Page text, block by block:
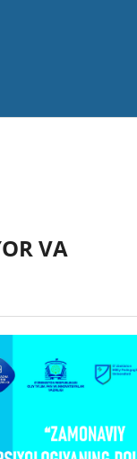
VA